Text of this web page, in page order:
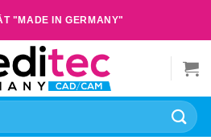
"MADE IN GERMANY"